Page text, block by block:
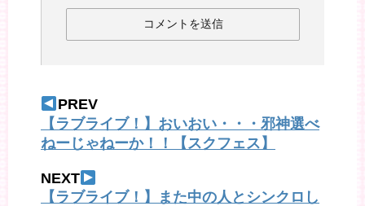
PREV
【ラブライブ！】おいおい・・・邪神選べ
ねーじゃねーか！！【スクフェス】
NEXT
【ラブライブ！】また中の人とシンクロし